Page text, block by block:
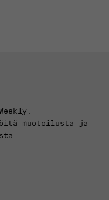
muotoilusta ja